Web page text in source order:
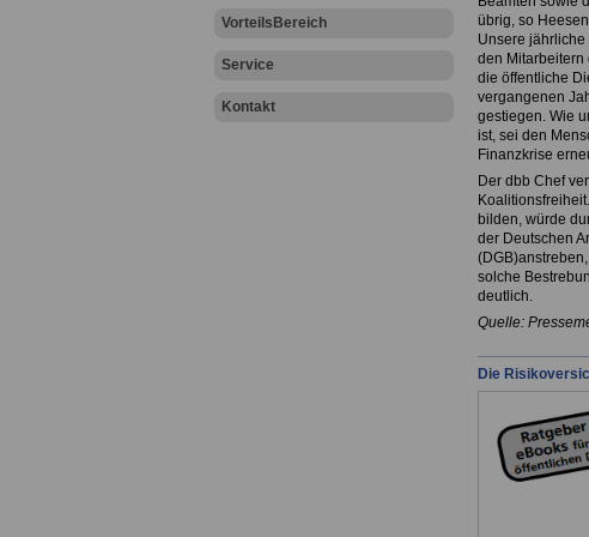
VorteilsBereich
Service
Kontakt
übrig, so
Unsere
den Mitarbeitern
die öffentliche
vergangenen
gestiegen. Wie
ist, sei den
Finanzkrise
Der dbb Chef
bilden, würde
der Deutschen
solche
deutlich.
Quelle:
Die